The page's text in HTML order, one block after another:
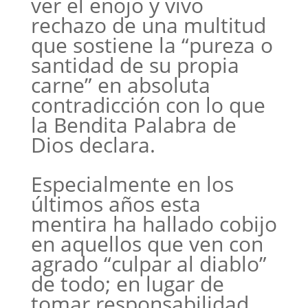
rechazo de una multitud
que sostiene la “pureza o
santidad de su propia
carne” en absoluta
contradicción con lo que
la Bendita Palabra de
Dios declara.
Especialmente en los
últimos años esta
mentira ha hallado cobijo
en aquellos que ven con
agrado “culpar al diablo”
de todo; en lugar de